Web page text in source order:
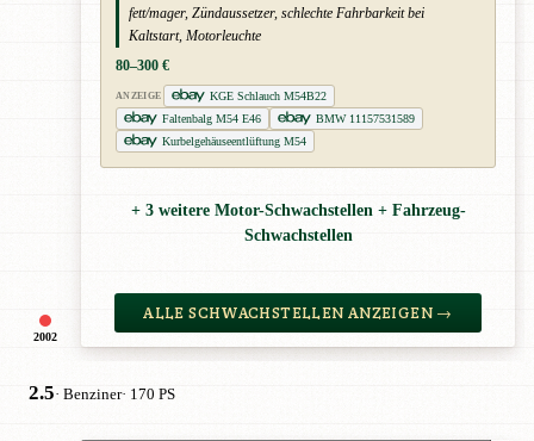
2002
fett/mager, Zündaussetzer, schlechte Fahrbarkeit bei
Kaltstart, Motorleuchte
80–300 €
ANZEIGE
KGE Schlauch M54B22
Faltenbalg M54 E46
BMW 11157531589
Kurbelgehäuseentlüftung M54
+ 3 weitere Motor-Schwachstellen + Fahrzeug-
Schwachstellen
ALLE SCHWACHSTELLEN ANZEIGEN →
2.5· Benziner· 170 PS